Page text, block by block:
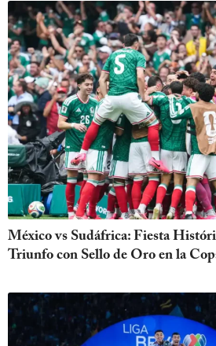
México vs Sudáfrica: Fiesta
Triunfo con Sello de Oro en la